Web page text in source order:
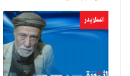
السلايدر